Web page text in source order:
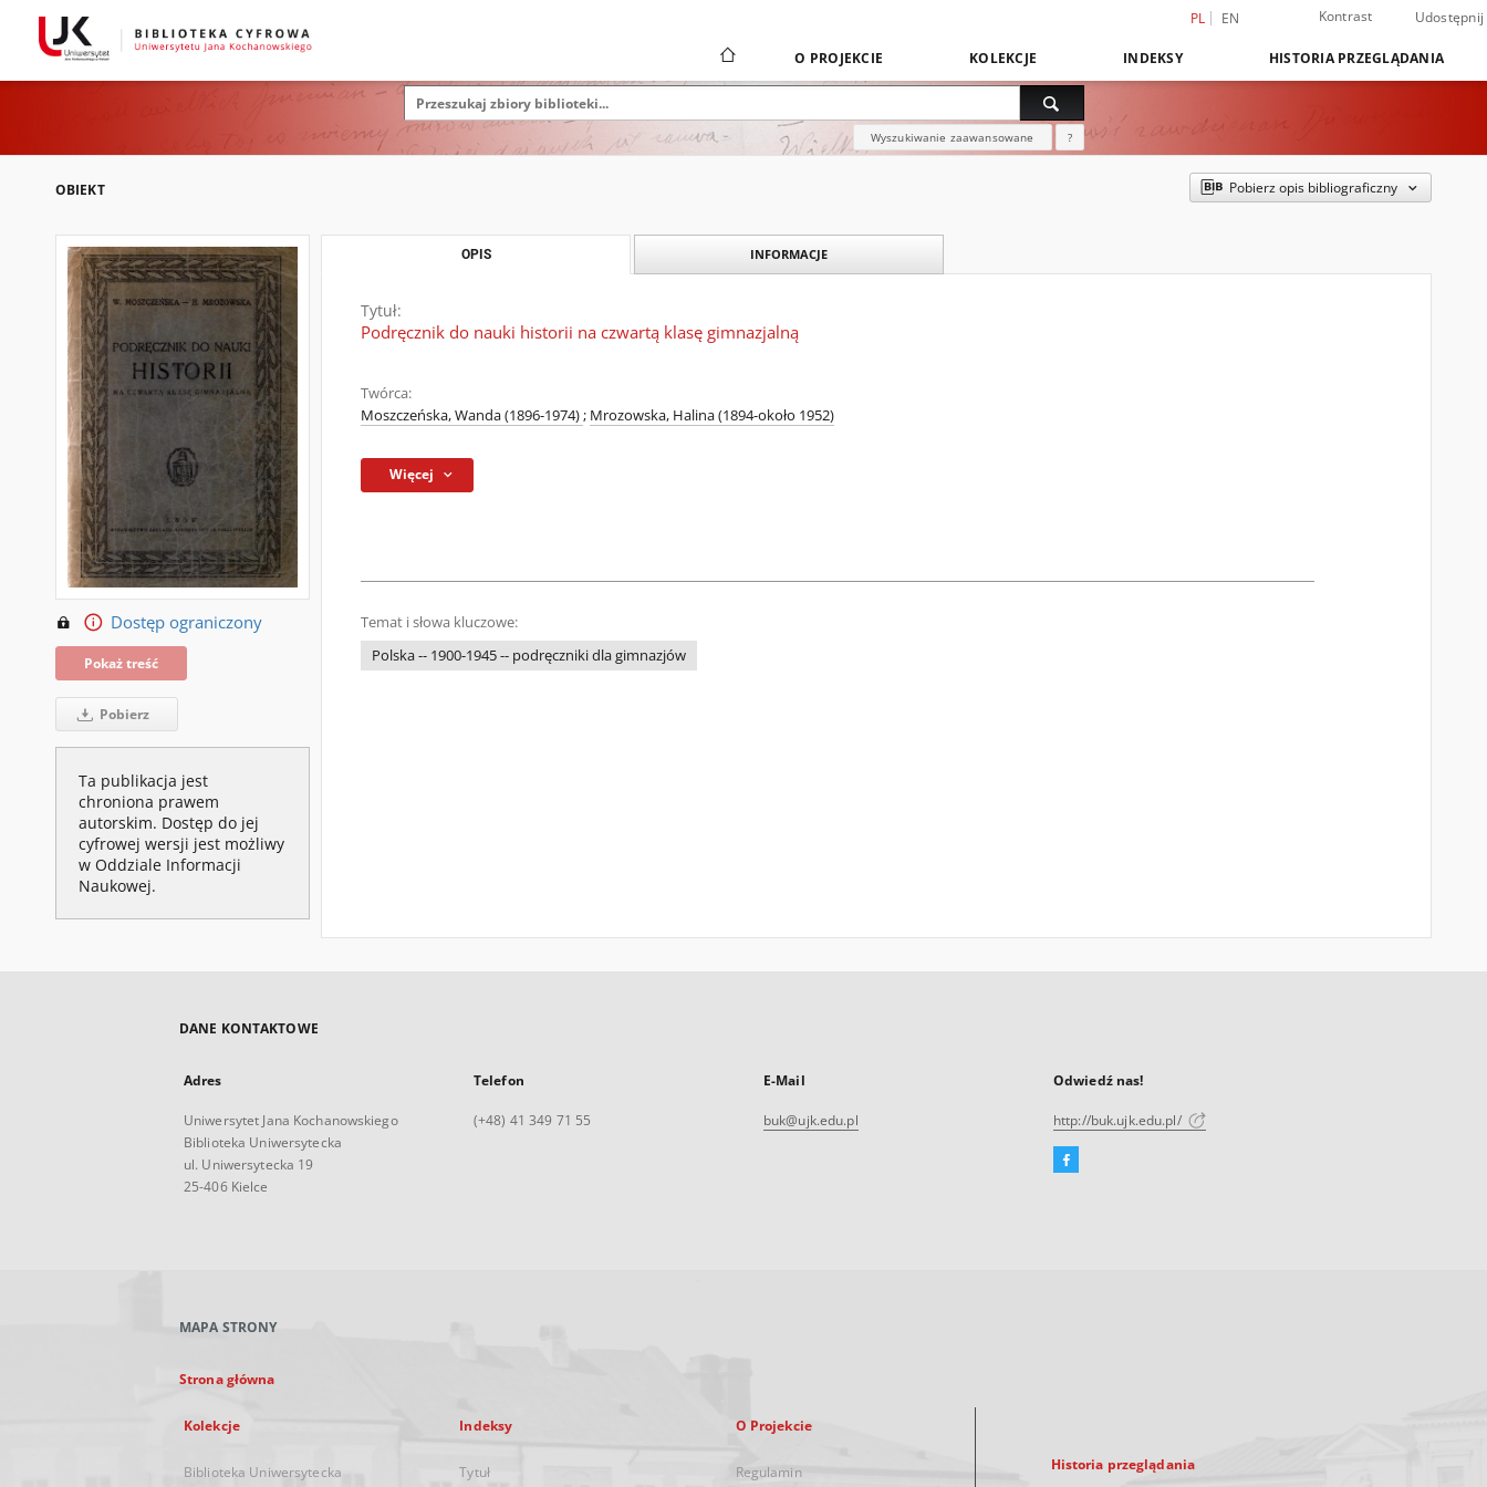
PL EN Kontrast Udostępnij
O PROJEKCIE KOLEKCJE INDEKSY HISTORIA PRZEGLĄDANIA
Wyszukiwanie zaawansowane ?
OBIEKT Pobierz opis bibliograficzny
Dostęp ograniczony
Pokaż treść
Pobierz
Ta publikacja jest
chroniona prawem
autorskim. Dostęp do jej
cyfrowej wersji jest możliwy
w Oddziale Informacji
Naukowej.
OPIS INFORMACJE
Tytuł:
Podręcznik do nauki historii na czwartą klasę gimnazjalną
Twórca:
Moszczeńska, Wanda (1896-1974); Mrozowska, Halina (1894-około 1952)
Więcej
Temat i słowa kluczowe:
Polska -- 1900-1945 -- podręczniki dla gimnazjów
DANE KONTAKTOWE
Adres
Uniwersytet Jana Kochanowskiego
Biblioteka Uniwersytecka
ul. Uniwersytecka 19
25-406 Kielce
Telefon
(+48) 41 349 71 55
E-Mail
buk@ujk.edu.pl
Odwiedź nas!
http://buk.ujk.edu.pl/
Facebook
MAPA STRONY
Strona główna
Kolekcje
Biblioteka Uniwersytecka
Indeksy
Tytuł
O Projekcie
Regulamin Historia przeglądania